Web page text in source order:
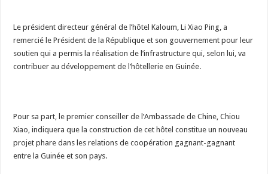
Le président directeur général de l’hôtel Kaloum, Li Xiao Ping, a
remercié le Président de la République et son gouvernement pour leur
soutien qui a permis la réalisation de l’infrastructure qui, selon lui, va
contribuer au développement de l’hôtellerie en Guinée.
Pour sa part, le premier conseiller de l’Ambassade de Chine, Chiou
Xiao, indiquera que la construction de cet hôtel constitue un nouveau
projet phare dans les relations de coopération gagnant-gagnant
entre la Guinée et son pays.